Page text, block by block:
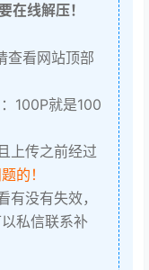
在线解压！
查看网站顶部
100P就是100
上传之前经过
的！
没有失效，
私信联系补